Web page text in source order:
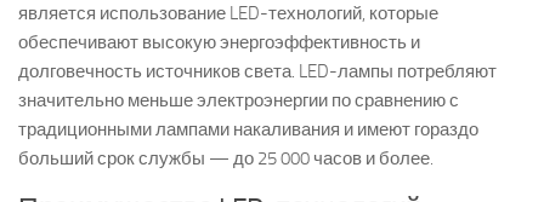
является использование LED-технологий, которые
обеспечивают высокую энергоэффективность и
долговечность источников света. LED-лампы потребляют
значительно меньше электроэнергии по сравнению с
традиционными лампами накаливания и имеют гораздо
больший срок службы — до 25 000 часов и более.